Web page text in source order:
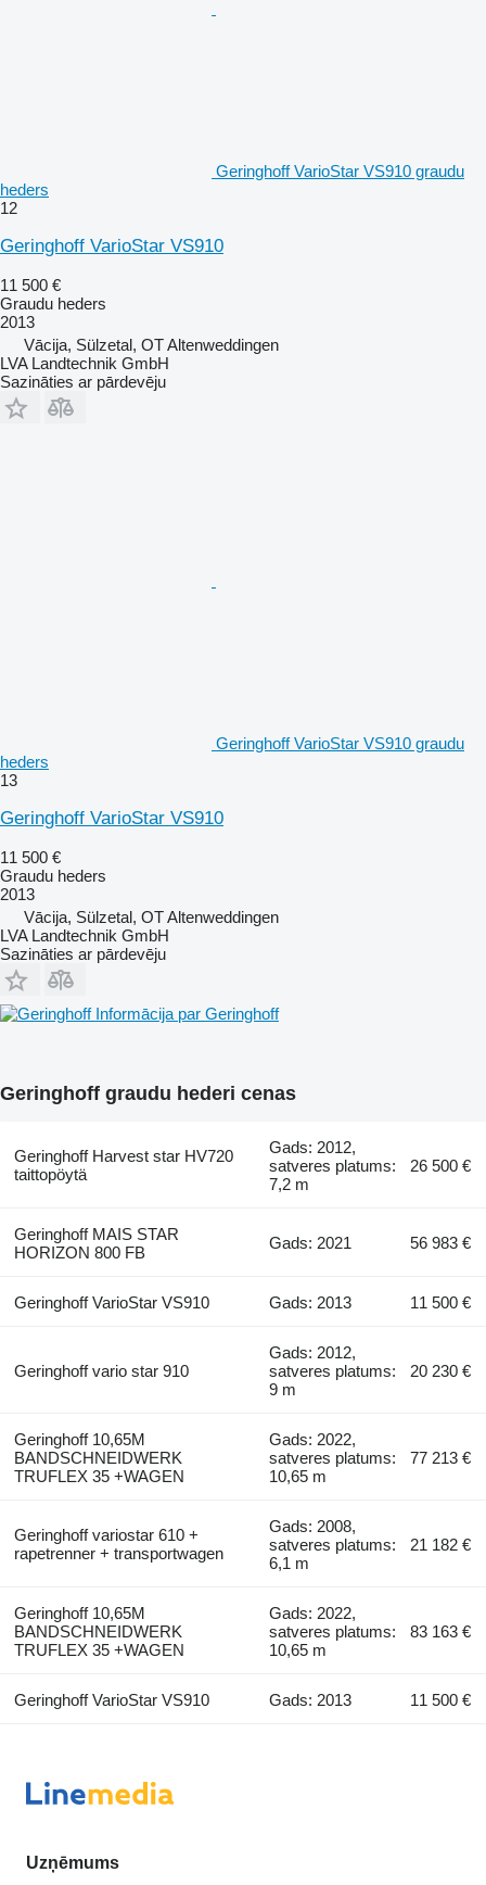
Geringhoff VarioStar VS910 graudu
heders
12
Geringhoff VarioStar VS910
11 500 €
Graudu heders
2013
Vācija, Sülzetal, OT Altenweddingen
LVA Landtechnik GmbH
Sazināties ar pārdevēju
Geringhoff VarioStar VS910 graudu
heders
13
Geringhoff VarioStar VS910
11 500 €
Graudu heders
2013
Vācija, Sülzetal, OT Altenweddingen
LVA Landtechnik GmbH
Sazināties ar pārdevēju
Informācija par Geringhoff
Geringhoff graudu hederi cenas
Geringhoff Harvest star HV720
taittopöytä
Gads: 2012,
satveres platums:
7,2 m
26 500 €
Geringhoff MAIS STAR
HORIZON 800 FB
Gads: 2021 56 983 €
Geringhoff VarioStar VS910 Gads: 2013 11 500 €
Geringhoff vario star 910
Gads: 2012,
satveres platums:
9 m
20 230 €
Geringhoff 10,65M
BANDSCHNEIDWERK
TRUFLEX 35 +WAGEN
Gads: 2022,
satveres platums:
10,65 m
77 213 €
Geringhoff variostar 610 +
rapetrenner + transportwagen
Gads: 2008,
satveres platums:
6,1 m
21 182 €
Geringhoff 10,65M
BANDSCHNEIDWERK
TRUFLEX 35 +WAGEN
Gads: 2022,
satveres platums:
10,65 m
83 163 €
Geringhoff VarioStar VS910 Gads: 2013 11 500 €
Uzņēmums